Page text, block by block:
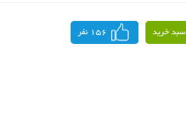
خرید 156 نفر